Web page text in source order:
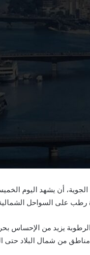
ل
ت
و
رطب على السواحل